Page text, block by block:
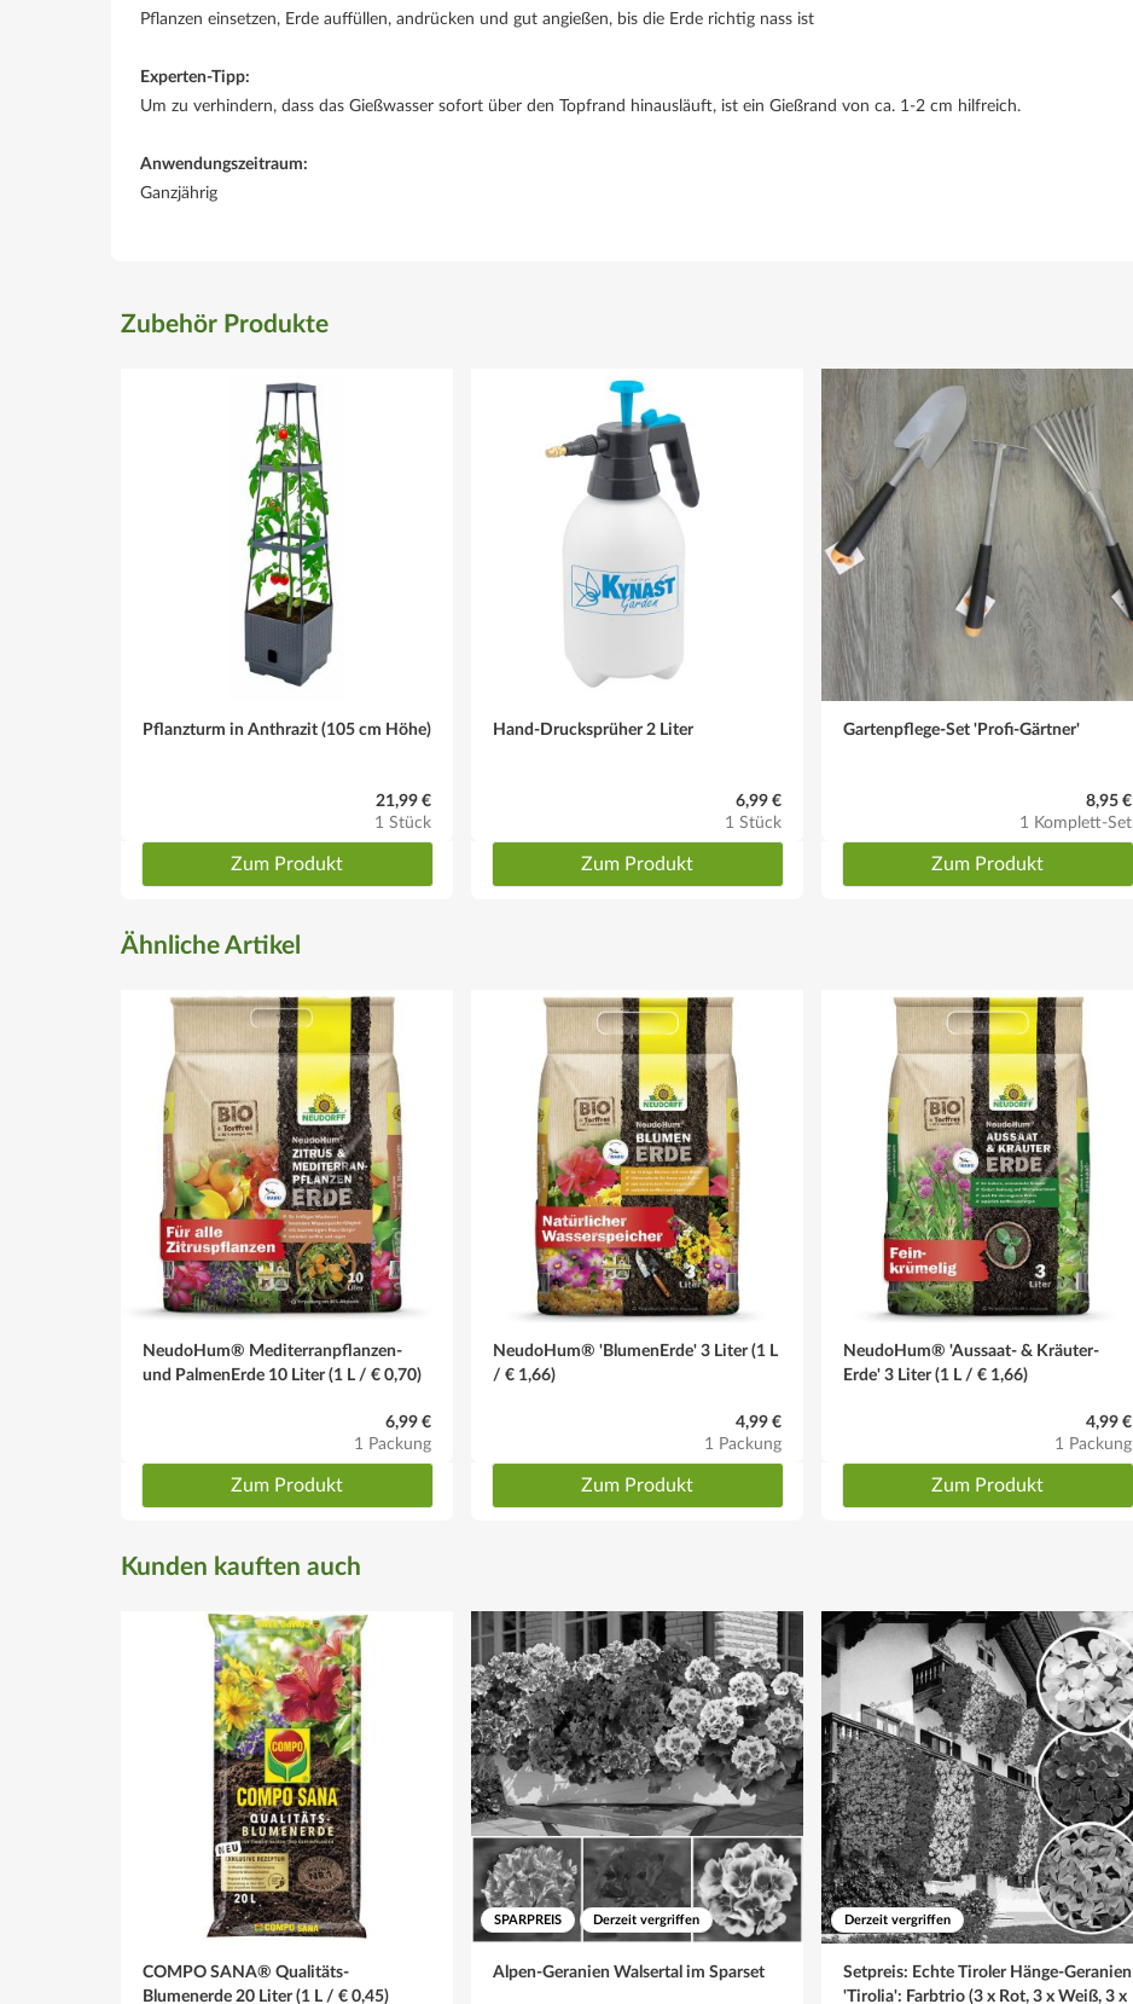
Pflanzen einsetzen, Erde auffüllen, andrücken und gut angießen, bis die Erde richtig nass ist
Experten-Tipp:
Um zu verhindern, dass das Gießwasser sofort über den Topfrand hinausläuft, ist ein Gießrand von ca. 1-2 cm hilfreich.
Anwendungszeitraum:
Ganzjährig
Zubehör Produkte
Pflanzturm in Anthrazit (105 cm Höhe)
21,99 €
1 Stück
Zum Produkt
Hand-Drucksprüher 2 Liter
6,99 €
1 Stück
Zum Produkt
Gartenpflege-Set 'Profi-Gärtner'
8,95 €
1 Komplett-Set
Zum Produkt
Ähnliche Artikel
NeudoHum® Mediterranpflanzen-
und PalmenErde 10 Liter (1 L / € 0,70)
6,99 €
1 Packung
Zum Produkt
NeudoHum® 'BlumenErde' 3 Liter (1 L
/ € 1,66)
4,99 €
1 Packung
Zum Produkt
NeudoHum® 'Aussaat- & Kräuter-
Erde' 3 Liter (1 L / € 1,66)
4,99 €
1 Packung
Zum Produkt
Kunden kauften auch
COMPO SANA® Qualitäts-
Blumenerde 20 Liter (1 L / € 0,45)
SPARPREIS Derzeit vergriffen
Alpen-Geranien Walsertal im Sparset
Derzeit vergriffen
Setpreis: Echte Tiroler Hänge-Geranien
'Tirolia': Farbtrio (3 x Rot, 3 x Weiß, 3 x